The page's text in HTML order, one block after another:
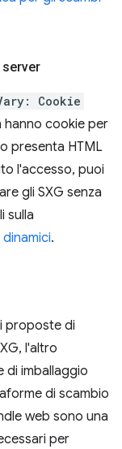
Cookie
cookie per
presenta HTML
l'accesso, puoi
gli SXG senza
sulla
.
proposte di
l'altro
di imballaggio
di scambio
web sono una
per